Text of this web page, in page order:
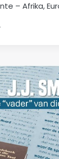
– Afrika,